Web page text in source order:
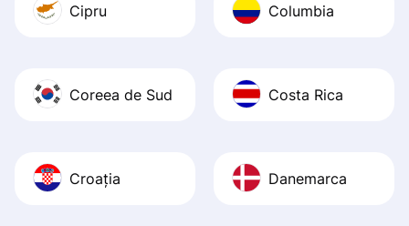
Cipru Columbia
Coreea de Sud Costa Rica
Croația Danemarca